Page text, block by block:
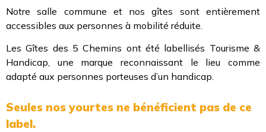
Notre salle commune et nos gîtes sont entièrement
accessibles aux personnes à mobilité réduite.
Les Gîtes des 5 Chemins ont été labellisés Tourisme &
Handicap, une marque reconnaissant le lieu comme
adapté aux personnes porteuses d’un handicap.
Seules nos yourtes ne bénéficient pas de ce
label.